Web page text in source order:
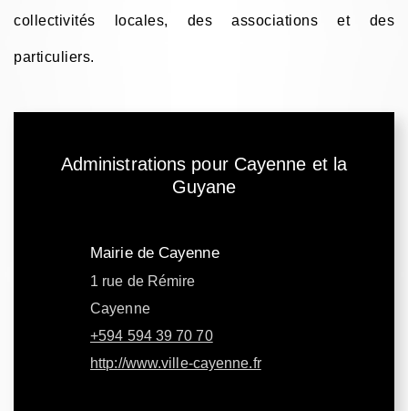
collectivités locales, des associations et des
particuliers.
Administrations pour Cayenne et la
Guyane
Mairie de Cayenne
1 rue de Rémire
Cayenne
+594 594 39 70 70
http://www.ville-cayenne.fr